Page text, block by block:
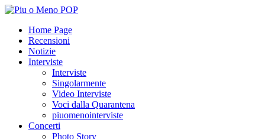
Home Page
Recensioni
Notizie
Interviste
Interviste
Singolarmente
Video Interviste
Voci dalla Quarantena
piuomenointerviste
Concerti
Photo Story